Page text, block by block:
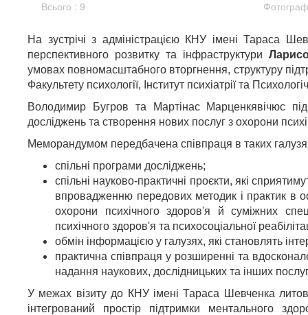
Всього : 9
На зустрічі з адміністрацією КНУ імені Тараса
перспективного розвитку та інфраструктури
умовах повномасштабного вторгнення, структуру
Факультету психології, Інститут психіатрії та
Володимир Бугров та Мартінас Марценкявічюс
досліджень та створення нових послуг з охорони
Меморандумом передбачена співпраця в таких
спільні програми досліджень;
спільні науково-практичні проєкти, які
впровадженню передових методик і практик в
охорони психічного здоров'я й суміжних
психічного здоров'я та психосоціальної
обмін інформацією у галузях, які становлять
практична співпраця у розширенні та
надання наукових, дослідницьких та інших
У межах візиту до КНУ імені Тараса Шевченка
інтегрований простір підтримки ментального